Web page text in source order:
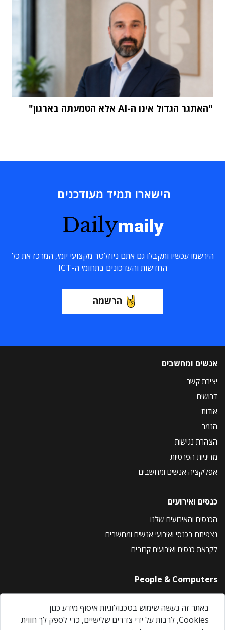
"האתגר הגדול אינו ה-AI אלא הטמעתה בארגון"
הישארו תמיד מעודכנים
Dailymaily
הירשמו עכשיו ותקבלו גם אתם ניוזלטר מקצועי יומי, המרכז את כל
החדשות והעדכונים בתחומי ה-ICT
הרשמה
אנשים ומחשבים
יצירת קשר
דרושים
אודות
הנמר
הצהרת נגישות
מדיניות הפרטיות
אפליקציה אנשים ומחשבים
כנסים ואירועים
הכנסים והאירועים שלנו
נצפיתם בכנסי ואירועי אנשים ומחשבים
לקראת כנסים ואירועים קרובים
People & Computers
About Us
Privacy Policy
Contact Us
באתר זה נעשה שימוש בטכנולוגיות איסוף מידע כגון
Cookies, לרבות על ידי צדדים שלישיים, כדי לספק לך חווית